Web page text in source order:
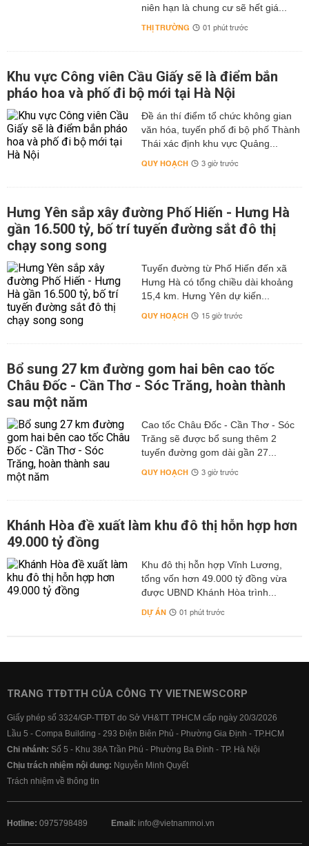
niên hạn là chung cư sẽ hết giá...
THỊ TRƯỜNG 01 phút trước
Khu vực Công viên Cầu Giấy sẽ là điểm bắn
pháo hoa và phố đi bộ mới tại Hà Nội
Đề án thí điểm tổ chức không gian
văn hóa, tuyến phố đi bộ phố Thành
Thái xác định khu vực Quảng...
QUY HOẠCH 3 giờ trước
Hưng Yên sắp xây đường Phố Hiến - Hưng Hà
gần 16.500 tỷ, bố trí tuyến đường sắt đô thị
chạy song song
Tuyến đường từ Phố Hiến đến xã
Hưng Hà có tổng chiều dài khoảng
15,4 km. Hưng Yên dự kiến...
QUY HOẠCH 15 giờ trước
Bổ sung 27 km đường gom hai bên cao tốc
Châu Đốc - Cần Thơ - Sóc Trăng, hoàn thành
sau một năm
Cao tốc Châu Đốc - Cần Thơ - Sóc
Trăng sẽ được bổ sung thêm 2
tuyến đường gom dài gần 27...
QUY HOẠCH 3 giờ trước
Khánh Hòa đề xuất làm khu đô thị hỗn hợp hơn
49.000 tỷ đồng
Khu đô thị hỗn hợp Vĩnh Lương,
tổng vốn hơn 49.000 tỷ đồng vừa
được UBND Khánh Hòa trình...
DỰ ÁN 01 phút trước
TRANG TTĐTTH CỦA CÔNG TY VIETNEWSCORP
Giấy phép số 3324/GP-TTĐT do Sở VH&TT TPHCM cấp ngày 20/3/2026
Lầu 5 - Compa Building - 293 Điện Biên Phủ - Phường Gia Định - TP.HCM
Chi nhánh: Số 5 - Khu 38A Trần Phú - Phường Ba Đình - TP. Hà Nội
Chịu trách nhiệm nội dung: Nguyễn Minh Quyết
Trách nhiệm về thông tin
Hotline: 0975798489 Email: info@vietnammoi.vn